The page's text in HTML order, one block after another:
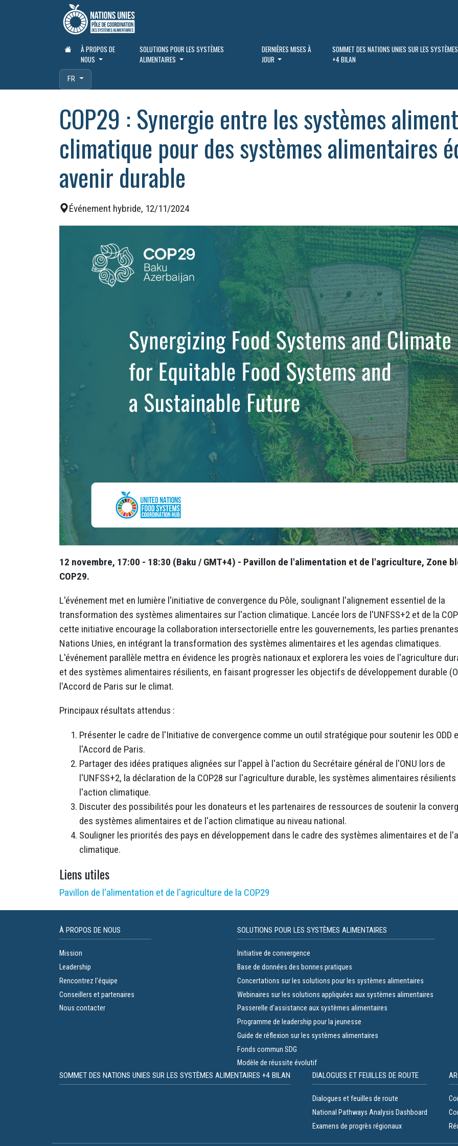
À PROPOS DE
NOUS
SOLUTIONS POUR LES SYSTÈMES
ALIMENTAIRES
DERNIÈRES MISES À
JOUR
SOMMET DES NATIONS UNIES SUR LES
+4 BILAN
FR
COP29 : Synergie entre les systèmes
climatique pour des systèmes alimentaires
avenir durable
Événement hybride, 12/11/2024
12 novembre, 17:00 - 18:30 (Baku / GMT+4) - Pavillon de l'alimentation et de l'agriculture, Zone
COP29.
L'événement met en lumière l'initiative de convergence du Pôle, soulignant l'alignement essentiel de la
transformation des systèmes alimentaires sur l'action climatique. Lancée lors de l'UNFSS+2 et de la
cette initiative encourage la collaboration intersectorielle entre les gouvernements, les parties
Nations Unies, en intégrant la transformation des systèmes alimentaires et les agendas climatiques.
L'événement parallèle mettra en évidence les progrès nationaux et explorera les voies de l'agriculture
et des systèmes alimentaires résilients, en faisant progresser les objectifs de développement durable
l'Accord de Paris sur le climat.
Principaux résultats attendus :
Présenter le cadre de l'Initiative de convergence comme un outil stratégique pour soutenir les ODD
l'Accord de Paris.
Partager des idées pratiques alignées sur l'appel à l'action du Secrétaire général de l'ONU lors de
l'UNFSS+2, la déclaration de la COP28 sur l'agriculture durable, les systèmes alimentaires résilients
l'action climatique.
Discuter des possibilités pour les donateurs et les partenaires de ressources de soutenir la
des systèmes alimentaires et de l'action climatique au niveau national.
Souligner les priorités des pays en développement dans le cadre des systèmes alimentaires et de
climatique.
Liens utiles
Pavillon de l'alimentation et de l'agriculture de la COP29
À PROPOS DE NOUS
Mission
Leadership
Rencontrez l'équipe
Conseillers et partenaires
Nous contacter
SOLUTIONS POUR LES SYSTÈMES ALIMENTAIRES
Initiative de convergence
Base de données des bonnes pratiques
Concertations sur les solutions pour les systèmes alimentaires
Webinaires sur les solutions appliquées aux systèmes alimentaires
Passerelle d'assistance aux systèmes alimentaires
Programme de leadership pour la jeunesse
Guide de réflexion sur les systèmes alimentaires
Fonds commun SDG
Modèle de réussite évolutif
SOMMET DES NATIONS UNIES SUR LES SYSTÈMES ALIMENTAIRES +4 BILAN DIALOGUES ET FEUILLES DE ROUTE
Dialogues et feuilles de route
National Pathways Analysis Dashboard
Examens de progrès régionaux